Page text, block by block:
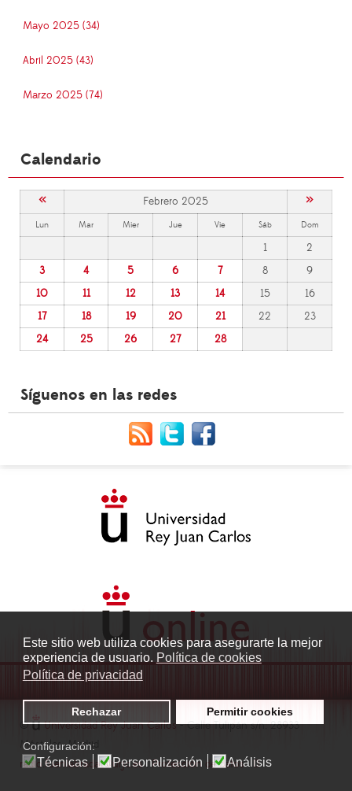
Este sitio web utiliza cookies para asegurarte la mejor
experiencia de usuario. Política de cookies
Política de privacidad
Rechazar Permitir cookies
Configuración:
Técnicas Personalización Análisis
Mayo 2025 (34)
Abril 2025 (43)
Marzo 2025 (74)
Calendario
« Febrero 2025 »
Lun Mar Mier Jue Vie Sáb Dom
1
2
3
4 5 6 7 8
9
10
11 12 13 14 15
16
17
18 19 20 21 22
23
24
25 26 27 28
Síguenos en las redes
© Universidad Rey Juan Carlos- Calle Tulipán s/n. 28933
Móstoles. Madrid
radio.fuenlabrada1@urjc.es|Protección de datos|